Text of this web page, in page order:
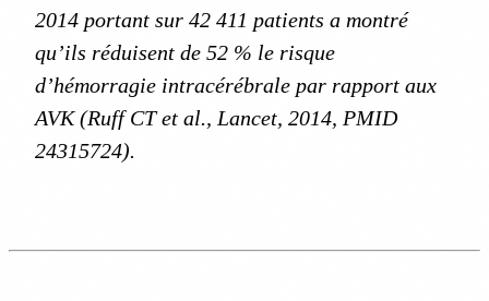
2014 portant sur 42 411 patients a montré
qu’ils réduisent de 52 % le risque
d’hémorragie intracérébrale par rapport aux
AVK (Ruff CT et al., Lancet, 2014, PMID
24315724).